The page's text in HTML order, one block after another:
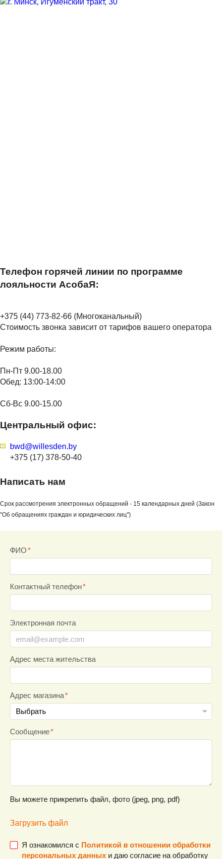
Телефон горячей линии по программе
лояльности АсобаЯ:
+375 (44) 773-82-66 (Многоканальный)
Стоимость звонка зависит от тарифов вашего оператора
Режим работы:
Пн-Пт 9.00-18.00
Обед: 13:00-14:00
Сб-Вс 9.00-15.00
Центральный офис:
bwd@willesden.by
+375 (17) 378-50-40
Написать нам
Срок рассмотрения электронных обращений - 15 календарных дней (Закон
"Об обращениях граждан и юридических лиц")
ФИО
Контактный телефон
Электронная почта
Адрес места жительства
Адрес магазина
Выбрать
г. Минск, ул. Горецкого, 2
г. Минск, ул. Жуковского, 3
г. Минск, Минский р-н, д. Боровая, 7 (1км от кольцевой
г. Минск, ТЦ «МОМО» пр-т Партизанский, 150А (возле
Сообщение
Вы можете прикрепить файл, фото (jpeg, png, pdf)
Загрузить файл
Я ознакомился с Политикой в отношении обработки
персональных данных и даю согласие на обработку